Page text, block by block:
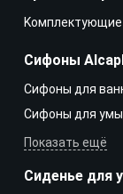
Kомплектующие
Сифоны
Сифоны для
Сифоны для
Показать ещё
Сиденье для